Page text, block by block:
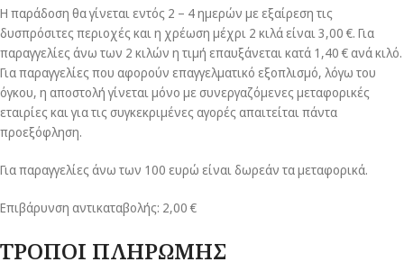
Η παράδοση θα γίνεται εντός 2 – 4 ημερών με εξαίρεση τις
δυσπρόσιτες περιοχές και η χρέωση μέχρι 2 κιλά είναι 3,00 €. Για
παραγγελίες άνω των 2 κιλών η τιμή επαυξάνεται κατά 1,40 € ανά κιλό.
Για παραγγελίες που αφορούν επαγγελματικό εξοπλισμό, λόγω του
όγκου, η αποστολή γίνεται μόνο με συνεργαζόμενες μεταφορικές
εταιρίες και για τις συγκεκριμένες αγορές απαιτείται πάντα
προεξόφληση.
Για παραγγελίες άνω των 100 ευρώ είναι δωρεάν τα μεταφορικά.
Επιβάρυνση αντικαταβολής: 2,00 €
ΤΡΟΠΟΙ ΠΛΗΡΩΜΗΣ